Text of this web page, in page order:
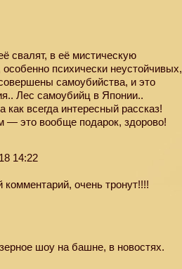
свалят, в её мистическую
психически неустойчивых,
самоубийства, и это
Лес самоубийц в Японии..
всегда интересный рассказ!
— это вообще подарок, здорово!
14:22
очень тронут!!!!
шоу на башне, в новостях.